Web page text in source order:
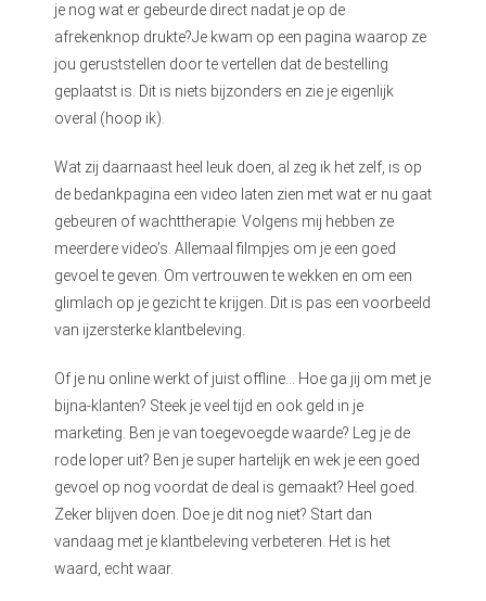
je nog wat er gebeurde direct nadat je op de
afrekenknop drukte?Je kwam op een pagina waarop ze
jou geruststellen door te vertellen dat de bestelling
geplaatst is. Dit is niets bijzonders en zie je eigenlijk
overal (hoop ik).
Wat zij daarnaast heel leuk doen, al zeg ik het zelf, is op
de bedankpagina een video laten zien met wat er nu gaat
gebeuren of wachttherapie. Volgens mij hebben ze
meerdere video’s. Allemaal filmpjes om je een goed
gevoel te geven. Om vertrouwen te wekken en om een
glimlach op je gezicht te krijgen. Dit is pas een voorbeeld
van ijzersterke klantbeleving.
Of je nu online werkt of juist offline… Hoe ga jij om met je
bijna-klanten? Steek je veel tijd en ook geld in je
marketing. Ben je van toegevoegde waarde? Leg je de
rode loper uit? Ben je super hartelijk en wek je een goed
gevoel op nog voordat de deal is gemaakt? Heel goed.
Zeker blijven doen. Doe je dit nog niet? Start dan
vandaag met je klantbeleving verbeteren. Het is het
waard, echt waar.